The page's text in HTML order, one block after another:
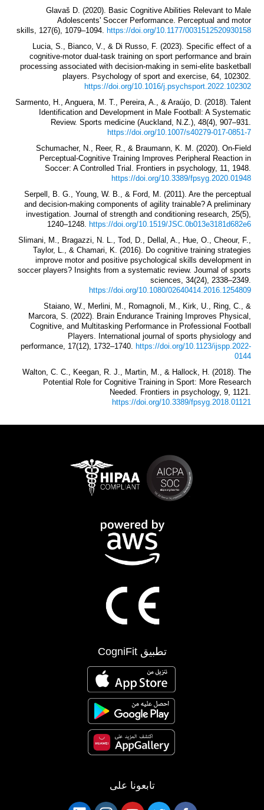
Glavaš D. (2020). Basic Cognitive Abilities Relevant to Male
Adolescents' Soccer Performance. Perceptual and motor
skills, 127(6), 1079–1094. https://doi.org/10.1177/0031512520930158
Lucia, S., Bianco, V., & Di Russo, F. (2023). Specific effect of a
cognitive-motor dual-task training on sport performance and brain
processing associated with decision-making in semi-elite basketball
players. Psychology of sport and exercise, 64, 102302.
https://doi.org/10.1016/j.psychsport.2022.102302
Sarmento, H., Anguera, M. T., Pereira, A., & Araújo, D. (2018). Talent
Identification and Development in Male Football: A Systematic
Review. Sports medicine (Auckland, N.Z.), 48(4), 907–931.
https://doi.org/10.1007/s40279-017-0851-7
Schumacher, N., Reer, R., & Braumann, K. M. (2020). On-Field
Perceptual-Cognitive Training Improves Peripheral Reaction in
Soccer: A Controlled Trial. Frontiers in psychology, 11, 1948.
https://doi.org/10.3389/fpsyg.2020.01948
Serpell, B. G., Young, W. B., & Ford, M. (2011). Are the perceptual
and decision-making components of agility trainable? A preliminary
investigation. Journal of strength and conditioning research, 25(5),
1240–1248. https://doi.org/10.1519/JSC.0b013e3181d682e6
Slimani, M., Bragazzi, N. L., Tod, D., Dellal, A., Hue, O., Cheour, F.,
Taylor, L., & Chamari, K. (2016). Do cognitive training strategies
improve motor and positive psychological skills development in
soccer players? Insights from a systematic review. Journal of sports
sciences, 34(24), 2338–2349.
https://doi.org/10.1080/02640414.2016.1254809
Staiano, W., Merlini, M., Romagnoli, M., Kirk, U., Ring, C., &
Marcora, S. (2022). Brain Endurance Training Improves Physical,
Cognitive, and Multitasking Performance in Professional Football
Players. International journal of sports physiology and
performance, 17(12), 1732–1740. https://doi.org/10.1123/ijspp.2022-
0144
Walton, C. C., Keegan, R. J., Martin, M., & Hallock, H. (2018). The
Potential Role for Cognitive Training in Sport: More Research
Needed. Frontiers in psychology, 9, 1121.
https://doi.org/10.3389/fpsyg.2018.01121
تطبيق CogniFit
تابعونا على